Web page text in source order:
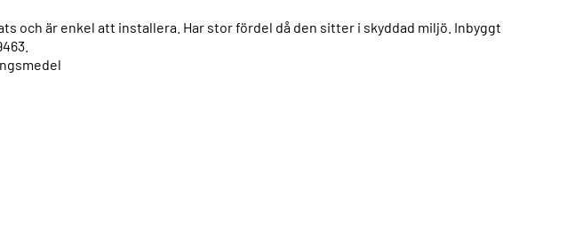
och är enkel att installera. Har stor fördel då den sitter i skyddad miljö. Inbyggt